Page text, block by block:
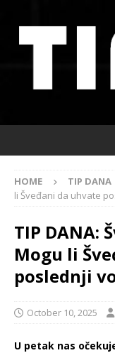
HOME TIP DANA
li Šveđani da uhvate
TIP DANA:
Mogu li
poslednji
October 10, 2025
U petak nas